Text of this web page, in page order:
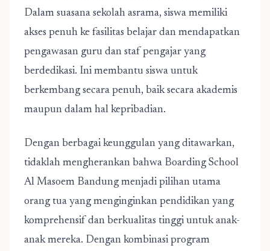
Dalam suasana sekolah asrama, siswa memiliki
akses penuh ke fasilitas belajar dan mendapatkan
pengawasan guru dan staf pengajar yang
berdedikasi. Ini membantu siswa untuk
berkembang secara penuh, baik secara akademis
maupun dalam hal kepribadian.
Dengan berbagai keunggulan yang ditawarkan,
tidaklah mengherankan bahwa Boarding School
Al Masoem Bandung menjadi pilihan utama
orang tua yang menginginkan pendidikan yang
komprehensif dan berkualitas tinggi untuk anak-
anak mereka. Dengan kombinasi program